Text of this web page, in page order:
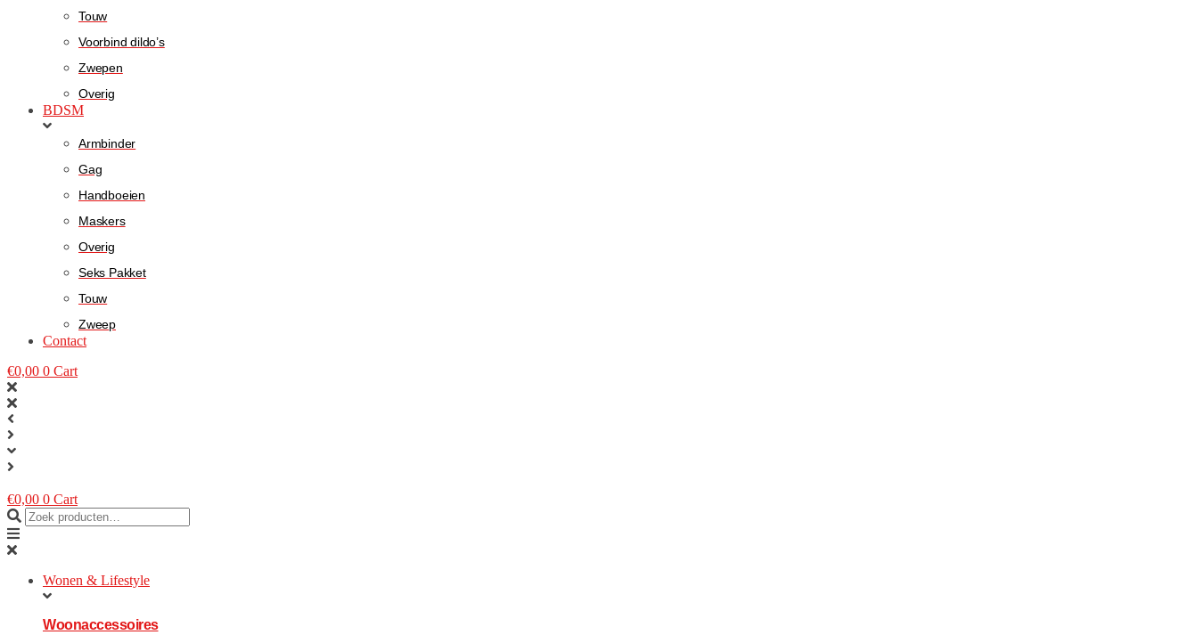
Touw
Voorbind dildo’s
Zwepen
Overig
BDSM
Armbinder
Gag
Handboeien
Maskers
Overig
Seks Pakket
Touw
Zweep
Contact
€0,00 0 Cart
€0,00 0 Cart
Wonen & Lifestyle
Woonaccessoires